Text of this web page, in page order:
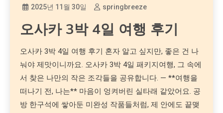
2025년 11월 30일 springbreeze
오사카 3박 4일 여행 후기
오사카 3박 4일 여행 후기 혼자 알고 싶지만, 좋은 건 나
눠야 제맛이니까요. 오사카 3박 4일 패키지여행, 그 속에
서 찾은 나만의 작은 조각들을 공유합니다. — **여행을
떠나기 전, 나는** 마음이 엉켜버린 실타래 같았어요. 공
방 한구석에 쌓아둔 미완성 작품들처럼, 제 안에도 끝맺